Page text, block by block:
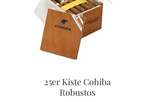
25er Kiste Cohiba
Robustos